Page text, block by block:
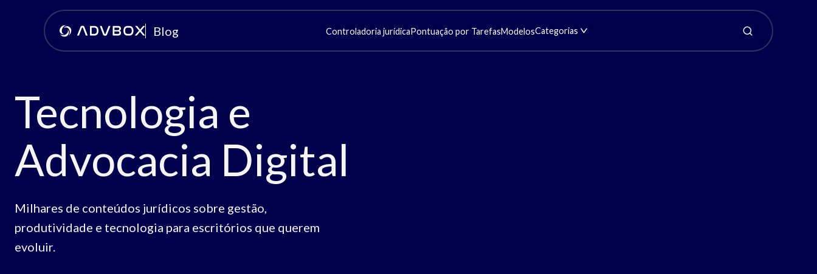
Blog Controladoria jurídicaPontuação por TarefasModelosCategorias
Tecnologia e
Advocacia Digital
Milhares de conteúdos jurídicos sobre gestão,
produtividade e tecnologia para escritórios que querem
evoluir.